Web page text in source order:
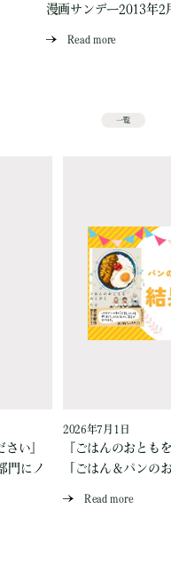
漫画サンデー2013年2
Read more
一覧
い』
門にノ
2026年7月1日
『ごはんのおとも
「ごはん＆パンの
Read more